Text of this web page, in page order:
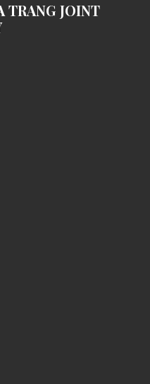
TRANG JOINT